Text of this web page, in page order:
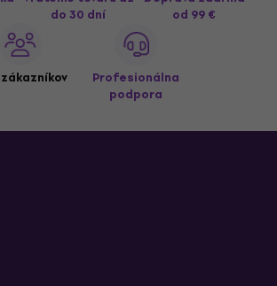
do 30 dní
od 99 €
Profesionálna
podpora